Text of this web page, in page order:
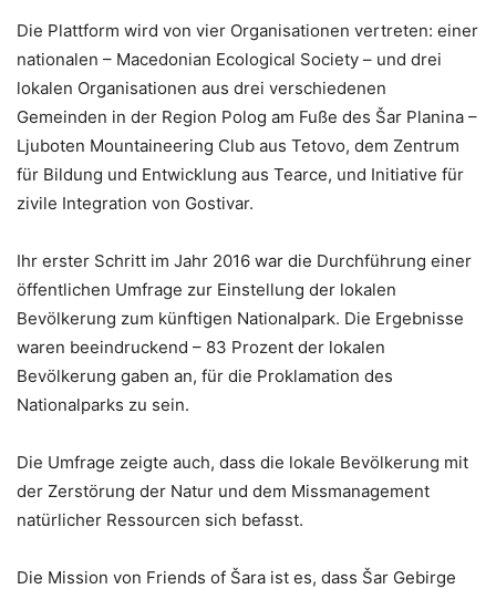
Die Plattform wird von vier Organisationen vertreten: einer
nationalen – Macedonian Ecological Society – und drei
lokalen Organisationen aus drei verschiedenen
Gemeinden in der Region Polog am Fuße des Šar Planina –
Ljuboten Mountaineering Club aus Tetovo, dem Zentrum
für Bildung und Entwicklung aus Tearce, und Initiative für
zivile Integration von Gostivar.
Ihr erster Schritt im Jahr 2016 war die Durchführung einer
öffentlichen Umfrage zur Einstellung der lokalen
Bevölkerung zum künftigen Nationalpark. Die Ergebnisse
waren beeindruckend – 83 Prozent der lokalen
Bevölkerung gaben an, für die Proklamation des
Nationalparks zu sein.
Die Umfrage zeigte auch, dass die lokale Bevölkerung mit
der Zerstörung der Natur und dem Missmanagement
natürlicher Ressourcen sich befasst.
Die Mission von Friends of Šara ist es, dass Šar Gebirge